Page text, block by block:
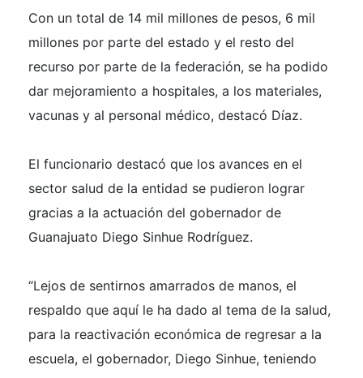
Con un total de 14 mil millones de pesos, 6 mil
millones por parte del estado y el resto del
recurso por parte de la federación, se ha podido
dar mejoramiento a hospitales, a los materiales,
vacunas y al personal médico, destacó Díaz.
El funcionario destacó que los avances en el
sector salud de la entidad se pudieron lograr
gracias a la actuación del gobernador de
Guanajuato Diego Sinhue Rodríguez.
“Lejos de sentirnos amarrados de manos, el
respaldo que aquí le ha dado al tema de la salud,
para la reactivación económica de regresar a la
escuela, el gobernador, Diego Sinhue, teniendo